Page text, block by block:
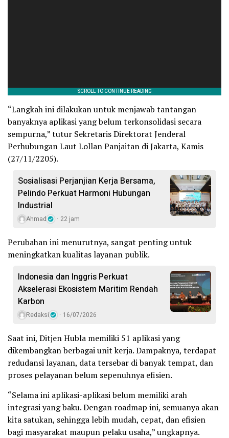
“Langkah ini dilakukan untuk menjawab tantangan
banyaknya aplikasi yang belum terkonsolidasi secara
sempurna,” tutur Sekretaris Direktorat Jenderal
Perhubungan Laut Lollan Panjaitan di Jakarta, Kamis
(27/11/2205).
Sosialisasi Perjanjian Kerja Bersama,
Pelindo Perkuat Harmoni Hubungan
Industrial
Ahmad 22 jam
Perubahan ini menurutnya, sangat penting untuk
meningkatkan kualitas layanan publik.
Indonesia dan Inggris Perkuat
Akselerasi Ekosistem Maritim Rendah
Karbon
Redaksi 16/07/2026
Saat ini, Ditjen Hubla memiliki 51 aplikasi yang
dikembangkan berbagai unit kerja. Dampaknya, terdapat
redudansi layanan, data tersebar di banyak tempat, dan
proses pelayanan belum sepenuhnya efisien.
“Selama ini aplikasi-aplikasi belum memiliki arah
integrasi yang baku. Dengan roadmap ini, semuanya akan
kita satukan, sehingga lebih mudah, cepat, dan efisien
bagi masyarakat maupun pelaku usaha,” ungkapnya.